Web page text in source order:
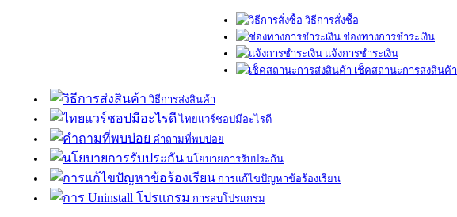
วิธีการสั่งซื้อ
ช่องทางการชำระเงิน
แจ้งการชำระเงิน
เช็คสถานะการส่งสินค้า
วิธีการส่งสินค้า
ไทยแวร์ชอปมีอะไรดี
คำถามที่พบบ่อย
นโยบายการรับประกัน
การแก้ไขปัญหาข้อร้องเรียน
การลบโปรแกรม